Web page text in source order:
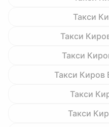
Такси
Такси
Такси
Такси Киров
Такси
Такси